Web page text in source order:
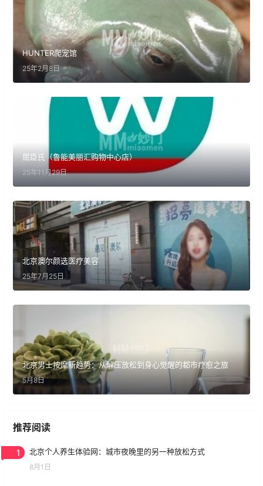
HUNTER爬宠馆
25年2月8日
屈臣氏（鲁能美丽汇购物中心店）
25年11月29日
北京澳尔颜选医疗美容
25年7月25日
北京男士按摩新趋势：从解压放松到身心觉醒的都市疗愈之旅
5月8日
推荐阅读
1 北京个人养生体验网：城市夜晚里的另一种放松方式
8月1日